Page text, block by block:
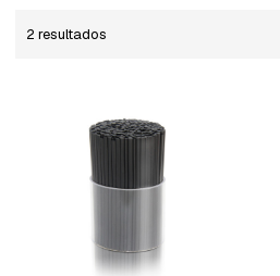
2 resultados